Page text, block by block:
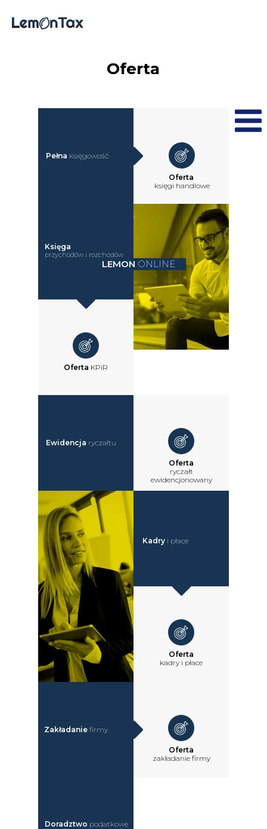
LEMON ONLINE
Księga
przychodów i rozchodów
Doradztwo podatkowe
Zakładanie firmy
Kadry i płace
Ewidencja ryczałtu
Pełna księgowość
Oferta
zakładanie firmy
Oferta
kadry i płace
Oferta
ryczałt
ewidencjonowany
Oferta
księgi handlowe
Oferta KPiR
Oferta